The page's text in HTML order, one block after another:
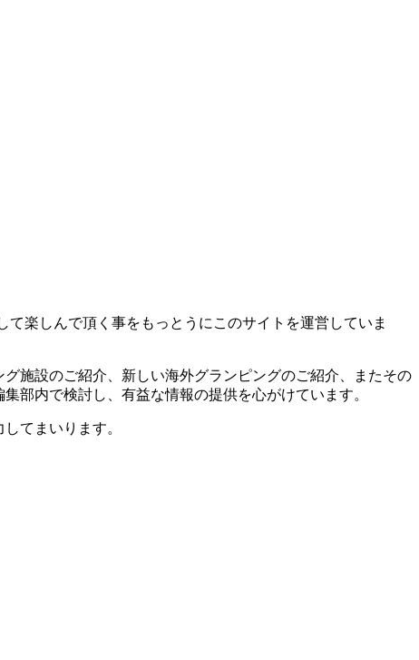
楽しんで頂く事をもっとうにこのサイトを運営していま
施設のご紹介、新しい海外グランピングのご紹介、またその
部内で検討し、有益な情報の提供を心がけています。
てまいります。